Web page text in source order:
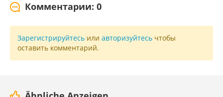
Комментарии: 0
Зарегистрируйтесь или авторизуйтесь чтобы
оставить комментарий.